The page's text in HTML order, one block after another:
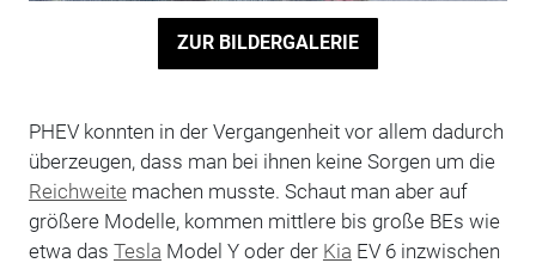
ZUR BILDERGALERIE
PHEV konnten in der Vergangenheit vor allem dadurch
überzeugen, dass man bei ihnen keine Sorgen um die
Reichweite machen musste. Schaut man aber auf
größere Modelle, kommen mittlere bis große BEs wie
etwa das Tesla Model Y oder der Kia EV 6 inzwischen